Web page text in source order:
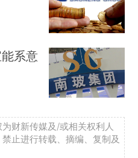
系意
财新传媒及/或相关权利人
止进行转载、摘编、复制及